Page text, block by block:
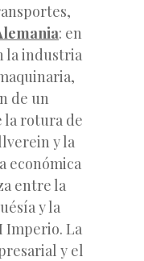
: en
la industria
de un
rotura de
y la
económica
entre la
y la
La
y el